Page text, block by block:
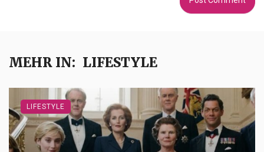
MEHR IN: LIFESTYLE
LIFESTYLE